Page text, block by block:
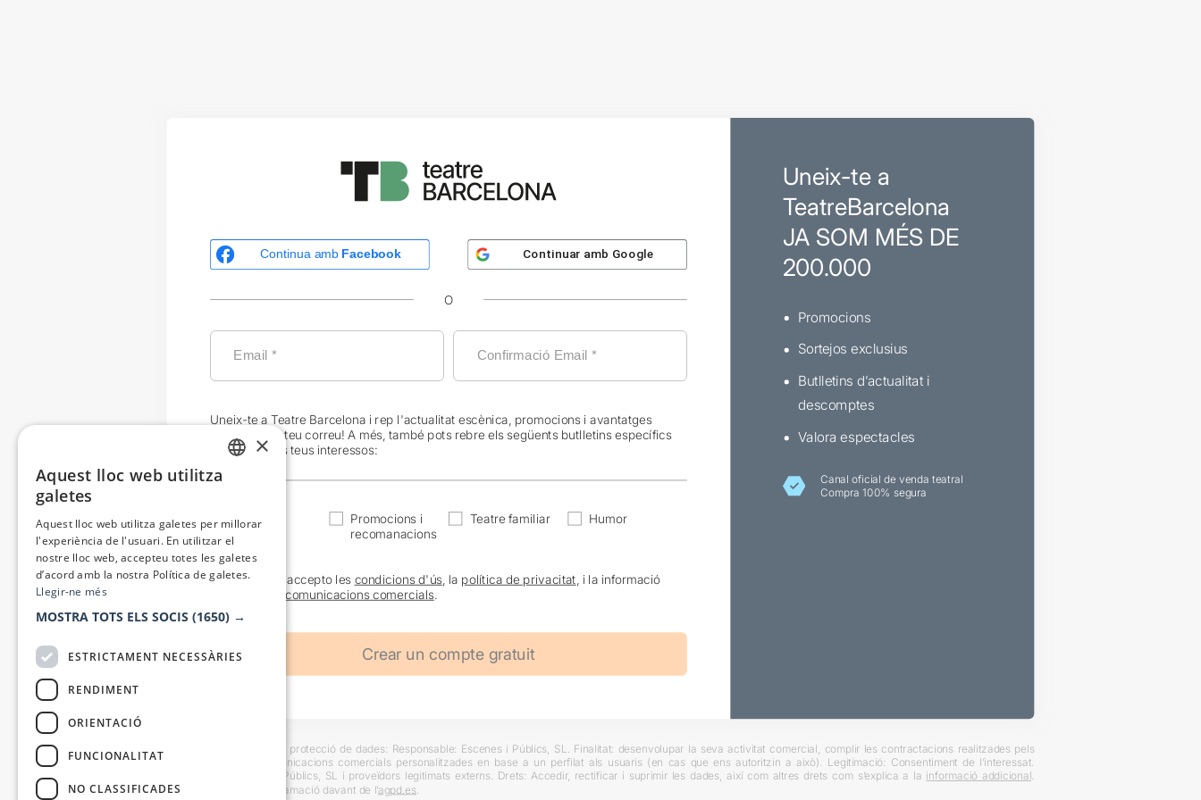
Continua amb Facebook Continuar amb Google
O
Uneix-te a Teatre Barcelona i rep l'actualitat escènica, promocions i avantatges
exclusives al teu correu! A més, també pots rebre els següents butlletins específics
en funció dels teus interessos:
Actualitat
Promocions i
recomanacions
Teatre familiar Humor
He llegit i accepto les condicions d'ús , la política de privacitat , i la informació
comunicacions comercials.
Uneix-te a
TeatreBarcelona
JA SOM MÉS DE
200.000
Promocions
Sortejos exclusius
Butlletins d’actualitat i
descomptes
Valora espectacles
Canal oficial de venda teatral
Compra 100% segura
Informació bàsica sobre protecció de dades: Responsable: Escenes i Públics, SL. Finalitat: desenvolupar la seva activitat comercial, complir les contractacions realitzades pels
usuaris i trametre comunicacions comercials personalitzades en base a un perfilat als usuaris (en cas que ens autoritzin a això). Legitimació: Consentiment de l’interessat.
Destinataris: Escenes i Públics, SL i proveïdors legitimats externs. Drets: Accedir, rectificar i suprimir les dades, així com altres drets com s’explica a la informació addicional
També es pot instar reclamació davant de l’agpd.es
×
Aquest lloc web utilitza
galetes
Aquest lloc web utilitza galetes per millorar
l'experiència de l'usuari. En utilitzar el
nostre lloc web, accepteu totes les galetes
d’acord amb la nostra Política de galetes.
Llegir-ne més
MOSTRA TOTS ELS SOCIS (1650) →
ESTRICTAMENT NECESSÀRIES
RENDIMENT
ORIENTACIÓ
FUNCIONALITAT
NO CLASSIFICADES